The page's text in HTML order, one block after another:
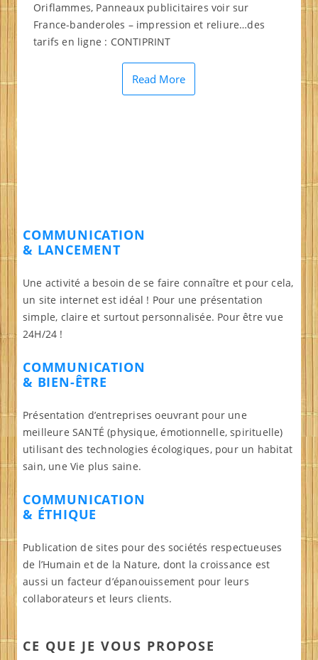
Oriflammes, Panneaux publicitaires voir sur
France-banderoles – impression et reliure…des
tarifs en ligne : CONTIPRINT
Read More
COMMUNICATION
& LANCEMENT
Une activité a besoin de se faire connaître et pour cela,
un site internet est idéal ! Pour une présentation
simple, claire et surtout personnalisée. Pour être vue
24H/24 !
COMMUNICATION
& BIEN-ÊTRE
Présentation d’entreprises oeuvrant pour une
meilleure SANTÉ (physique, émotionnelle, spirituelle)
utilisant des technologies écologiques, pour un habitat
sain, une Vie plus saine.
COMMUNICATION
& ÉTHIQUE
Publication de sites pour des sociétés respectueuses
de l’Humain et de la Nature, dont la croissance est
aussi un facteur d’épanouissement pour leurs
collaborateurs et leurs clients.
CE QUE JE VOUS PROPOSE